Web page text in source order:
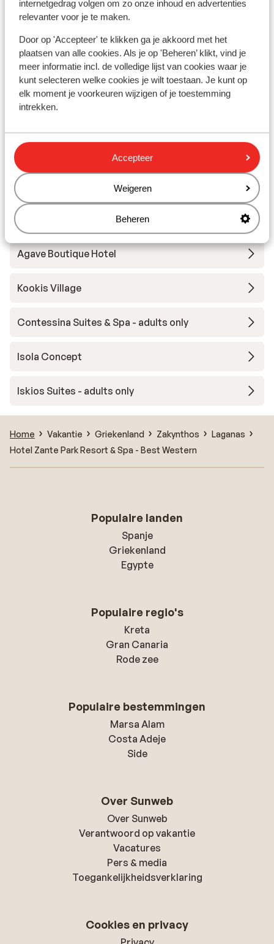
internetgedrag volgen om zo onze inhoud en advertenties
relevanter voor je te maken.
Door op 'Accepteer' te klikken ga je akkoord met het
plaatsen van alle cookies. Als je op 'Beheren’ klikt, vind je
meer informatie incl. de volledige lijst van cookies waar je
kunt selecteren welke cookies je wilt toestaan. Je kunt op
elk moment je voorkeuren wijzigen of je toestemming
intrekken.
Accepteer
Weigeren
Beheren
Hotel Contessina
Suites Mon Repo
Appartementen & Hotel Dannas Boutique - adults
only
Zante Calinica Treehouse Suites with Private
Pool
Lesante Blu – The Leading Hotels of the World -
Agave Boutique Hotel
Kookis Village
Contessina Suites & Spa - adults only
Isola Concept
Iskios Suites - adults only
Home Vakantie Griekenland Zakynthos
Laganas
Hotel Zante Park Resort & Spa - Best Western
Populaire landen
Spanje
Griekenland
Egypte
Populaire regio's
Kreta
Gran Canaria
Rode zee
Populaire bestemmingen
Marsa Alam
Costa Adeje
Side
Over Sunweb
Over Sunweb
Verantwoord op vakantie
Vacatures
Pers & media
Toegankelijkheidsverklaring
Cookies en privacy